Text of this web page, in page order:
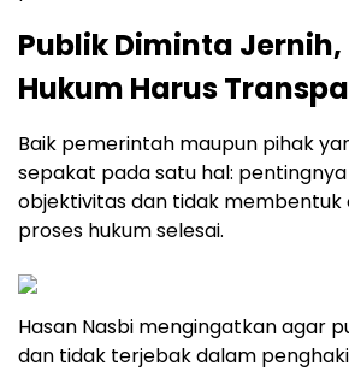
Publik Diminta Jernih,
Hukum Harus
Baik pemerintah maupun pihak
sepakat pada satu hal:
objektivitas dan tidak membentuk
proses hukum selesai.
Hasan Nasbi mengingatkan agar
dan tidak terjebak dalam